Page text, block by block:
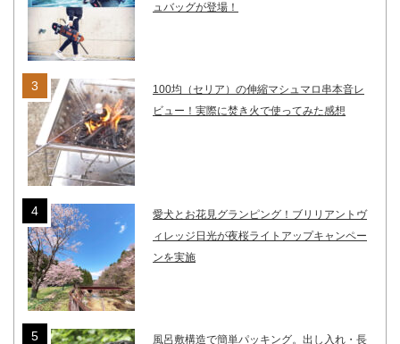
ュバッグが登場！
100均（セリア）の伸縮マシュマロ串本音レ
ビュー！実際に焚き火で使ってみた感想
愛犬とお花見グランピング！ブリリアントヴ
ィレッジ日光が夜桜ライトアップキャンペー
ンを実施
風呂敷構造で簡単パッキング。出し入れ・長